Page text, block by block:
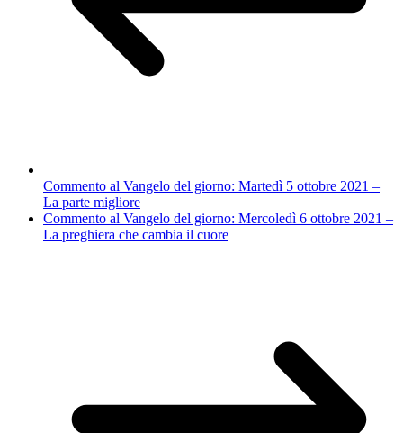
Commento al Vangelo del giorno: Martedì 5 ottobre 2021 –
La parte migliore
Commento al Vangelo del giorno: Mercoledì 6 ottobre 2021 –
La preghiera che cambia il cuore